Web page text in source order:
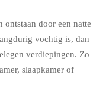
door een natte
vochtig is, dan
verdiepingen. Zo
slaapkamer of